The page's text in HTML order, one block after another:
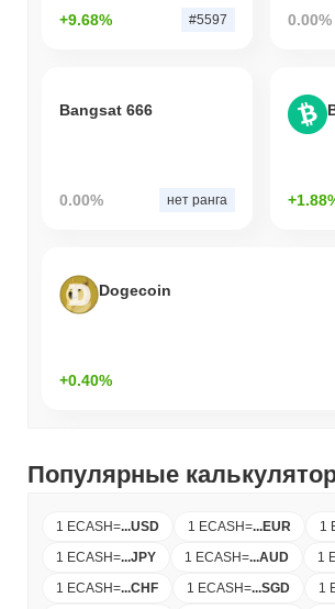
+9.68% #5597 0.00%
Bangsat 666
0.00% нет ранга
Dogecoin
+0.40%
Популярные
1 ECASH=...USD 1 ECASH=...EUR 1
1 ECASH=...JPY 1 ECASH=...AUD 1
1 ECASH=...CHF 1 ECASH=...SGD 1